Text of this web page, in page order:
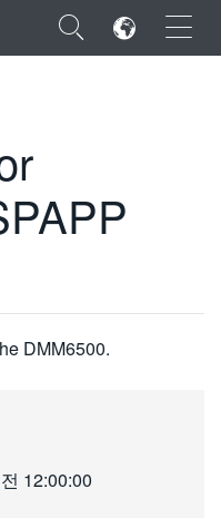
×
DMM6500.
12:00:00